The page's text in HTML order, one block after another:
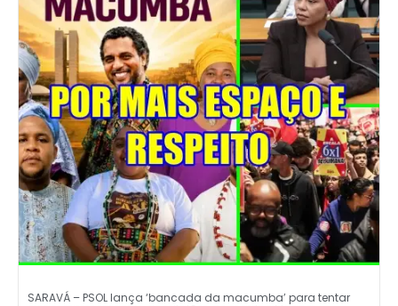
SARAVÁ – PSOL lança ‘bancada da macumba’ para tentar